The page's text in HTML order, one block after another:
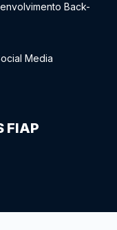
Back-
Media
FIAP